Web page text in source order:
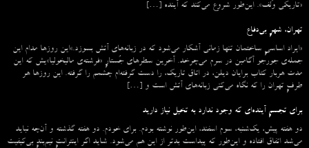
«تاریکی وُلف». این‌طور شروع می‌‌کند که آینده […]
تهران، شهرِ بی‌دفاع
«ایراد اساسیِ ساختمان تنها زمانی آشکار می‌شود که در زبانه‌‌های آتش بسوزد.»این روزها مدام این
جمله‌ی جورجو آگامبن در سرم می‌چرخد. آخرین سطرهای جُستارِ «فرشته‌ی مالیخولیا»یش که این
مدت هربار کتاب برایان دیلن، در اتاق تاریک، را دست گرفته‌ام چشمم را گرفته. این روزها هر
طرفِ تهران را که نگاه می‌کنی زبانه‌های آتش است و […]
برای تجسمِ آینده‌ای که وجود ندارد به تخیل نیاز دارید
دو هفته پیش، یک‌شنبه، سوم اسفند، این‌طور نوشته بودم. برای خودم. دو هفته گذشته و آن‌چه نباید
می‌شد اتفاق افتاده و این‌طور که پیداست بدتر از این هم می‌شود. شاید اگر اینترانتِ نیم‌بندِ بی‌کیفیت